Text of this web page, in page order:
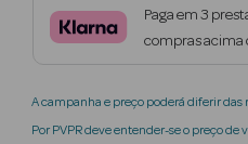
Beauty Season
Beauty Season
Paga em 3
compras acima
A campanha e preço poderá diferir das
Por PVPR deve entender-se o preço